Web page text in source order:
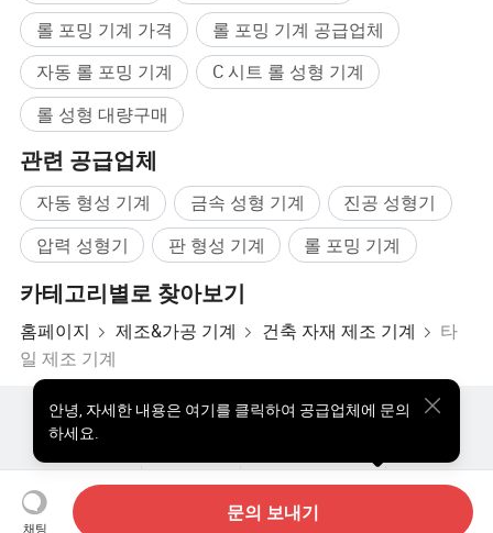
제품 매개변수
항목 사양
재질
입력𝕩니다 블랙 카본 스틸
1.5 - 2.5mm
형성 속도 15-18개월/분
출력 속도 4-5m/min
속도 조절 모드
절단 모드
길이 측정
롤 포밍 기계 가격
롤 포밍 기계 공급업체
자동 롤 포밍 기계
C 시트 롤 성형 기계
롤 성형 대량구매
관련 공급업체
자동 형성 기계 금속 성형 기계
진공 성형기
압력 성형기
판 형성 기계 롤 포밍 기계
카테고리별로 찾아보기
홈페이지 제조&가공 기계 건축 자재 제조 기계
타
일​​ 제조 기계
채팅
문의 보내기
안녕, 자세한 내용은 여기를 클릭하여 공급업체에 문의
하세요.
핫한 제품 핫 제품 가격 도매 핫 제품
스타 바이어
우리에 대하여
사용자 약관 개인정보 보호정책
연락하다
Copyright © 2026 Focus Technology Co., Ltd. All Rights Reserved